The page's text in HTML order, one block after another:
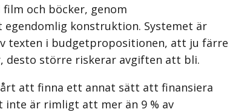
och böcker, genom
konstruktion. Systemet är
texten i budgetpropositionen, att ju färre
desto större riskerar avgiften att bli.
att finna ett annat sätt att finansiera
inte är rimligt att mer än 9 % av